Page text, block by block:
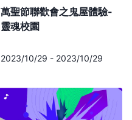
萬聖節聯歡會之鬼屋體驗-
靈魂校園
2023/10/29 - 2023/10/29